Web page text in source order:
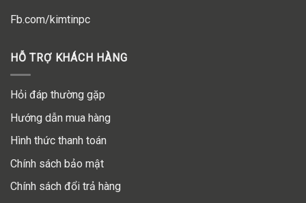
Fb.com/kimtinpc
HỖ TRỢ KHÁCH HÀNG
Hỏi đáp thường gặp
Hướng dẫn mua hàng
Hình thức thanh toán
Chính sách bảo mật
Chính sách đổi trả hàng